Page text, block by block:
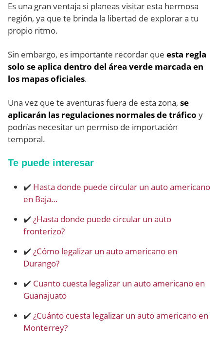
Es una gran ventaja si planeas visitar esta hermosa
región, ya que te brinda la libertad de explorar a tu
propio ritmo.
Sin embargo, es importante recordar que esta regla
solo se aplica dentro del área verde marcada en
los mapas oficiales.
Una vez que te aventuras fuera de esta zona, se
aplicarán las regulaciones normales de tráfico y
podrías necesitar un permiso de importación
temporal.
Te puede interesar
✔️ Hasta donde puede circular un auto americano
en Baja…
✔️ ¿Hasta donde puede circular un auto
fronterizo?
✔️ ¿Cómo legalizar un auto americano en
Durango?
✔️ Cuanto cuesta legalizar un auto americano en
Guanajuato
✔️ ¿Cuánto cuesta legalizar un auto americano en
Monterrey?